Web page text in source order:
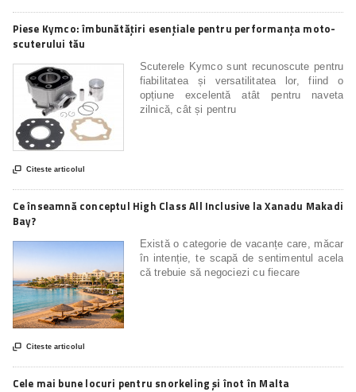
Piese Kymco: îmbunătățiri esențiale pentru performanța moto-
scuterului tău
Scuterele Kymco sunt recunoscute pentru
fiabilitatea și versatilitatea lor, fiind o
opțiune excelentă atât pentru naveta
zilnică, cât și pentru
 Citeste articolul
Ce înseamnă conceptul High Class All Inclusive la Xanadu Makadi
Bay?
Există o categorie de vacanțe care, măcar
în intenție, te scapă de sentimentul acela
că trebuie să negociezi cu fiecare
 Citeste articolul
Cele mai bune locuri pentru snorkeling și înot în Malta